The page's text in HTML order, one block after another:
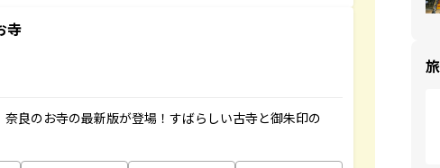
寺
良のお寺の最新版が登場！すばらしい古寺と御朱印の